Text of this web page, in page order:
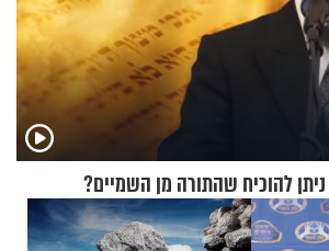
להוכיח שהתורה מן השמיים?